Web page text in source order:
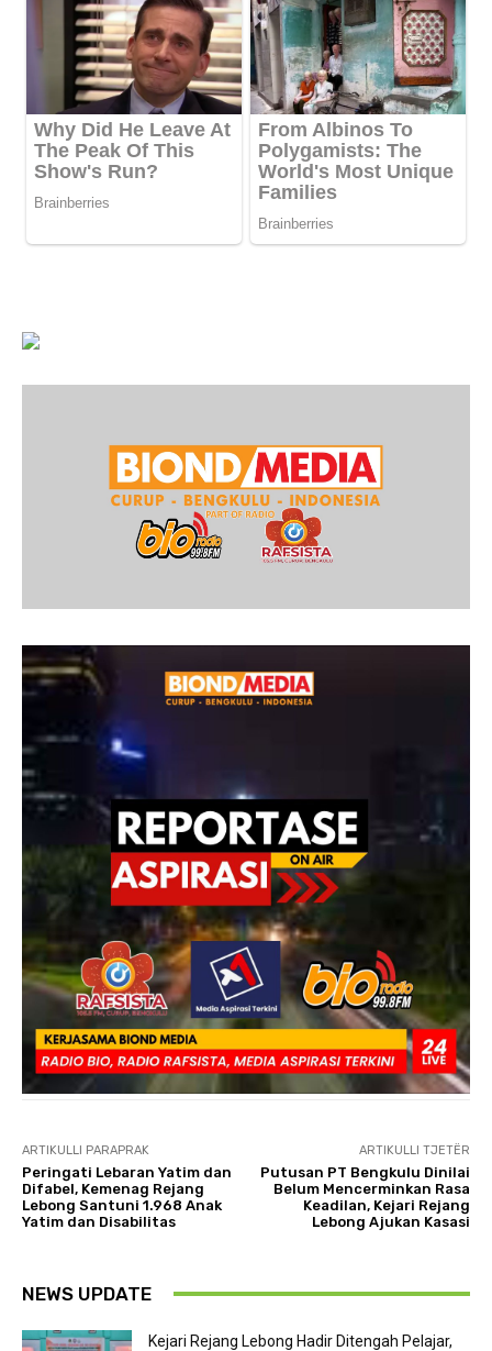
ARTIKULLI PARAPRAK
Peringati Lebaran Yatim dan
Difabel, Kemenag Rejang
Lebong Santuni 1.968 Anak
Yatim dan Disabilitas
ARTIKULLI TJETËR
Putusan PT Bengkulu Dinilai
Belum Mencerminkan Rasa
Keadilan, Kejari Rejang
Lebong Ajukan Kasasi
NEWS UPDATE
Kejari Rejang Lebong Hadir Ditengah Pelajar,